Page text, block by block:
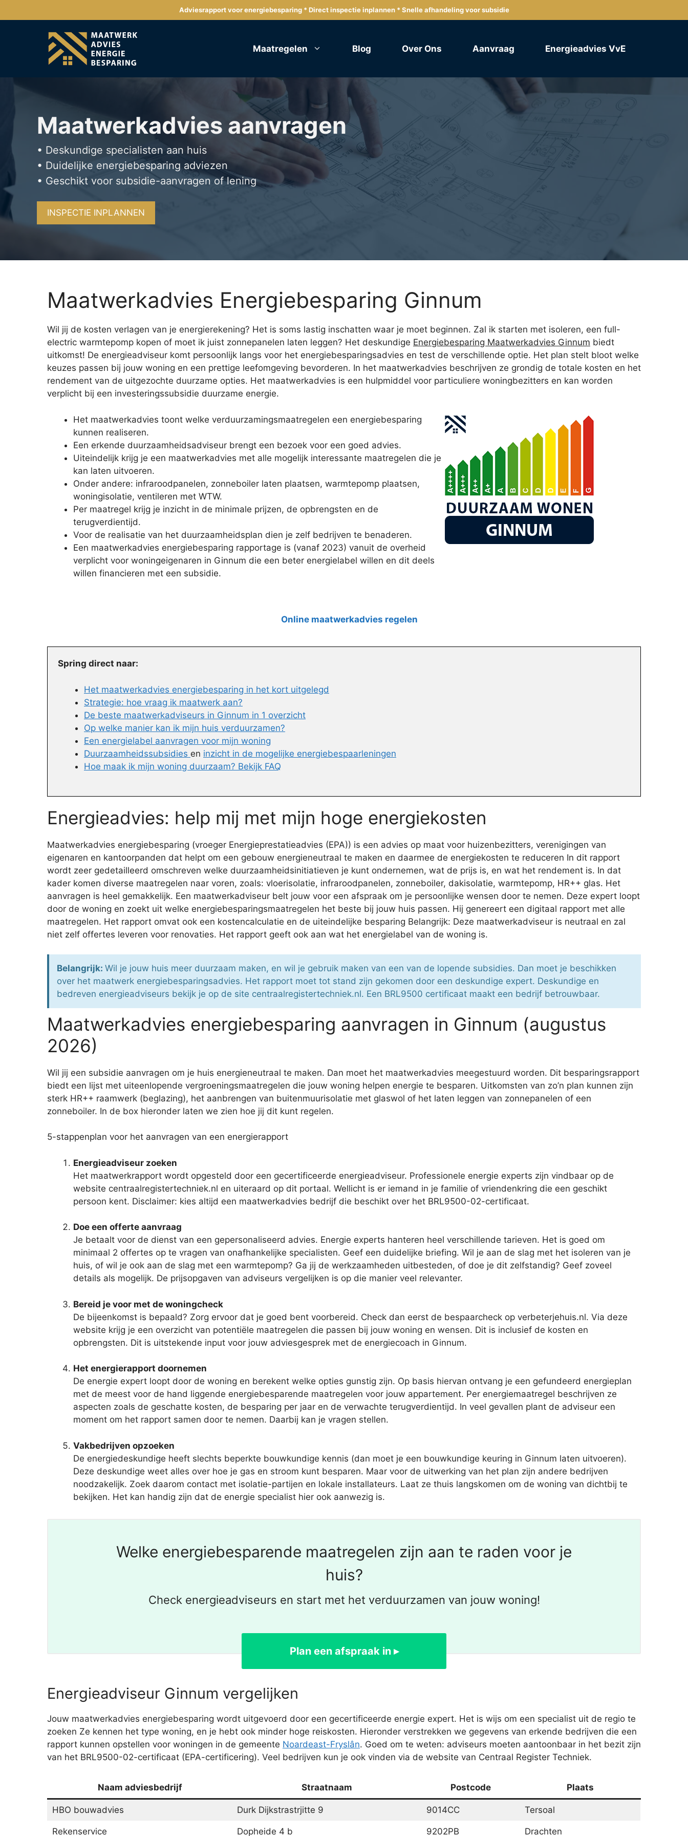
naar
Adviesrapport voor energiebesparing * Direct inspectie inplannen * Snelle afhandeling voor subsidie
Maatregelen Blog Over Ons Aanvraag Energieadvies VvE
Maatwerkadvies aanvragen
• Deskundige specialisten aan huis
• Duidelijke energiebesparing adviezen
• Geschikt voor subsidie-aanvragen of lening
INSPECTIE INPLANNEN
Maatwerkadvies Energiebesparing Ginnum
Wil jij de kosten verlagen van je energierekening? Het is soms lastig inschatten waar je moet beginnen. Zal ik starten met isoleren, een full-
electric warmtepomp kopen of moet ik juist zonnepanelen laten leggen? Het deskundige Energiebesparing Maatwerkadvies Ginnum biedt
uitkomst! De energieadviseur komt persoonlijk langs voor het energiebesparingsadvies en test de verschillende optie. Het plan stelt bloot welke
keuzes passen bij jouw woning en een prettige leefomgeving bevorderen. In het maatwerkadvies beschrijven ze grondig de totale kosten en het
rendement van de uitgezochte duurzame opties. Het maatwerkadvies is een hulpmiddel voor particuliere woningbezitters en kan worden
verplicht bij een investeringssubsidie duurzame energie.
Het maatwerkadvies toont welke verduurzamingsmaatregelen een energiebesparing
kunnen realiseren.
Een erkende duurzaamheidsadviseur brengt een bezoek voor een goed advies.
Uiteindelijk krijg je een maatwerkadvies met alle mogelijk interessante maatregelen die je
kan laten uitvoeren.
Onder andere: infraroodpanelen, zonneboiler laten plaatsen, warmtepomp plaatsen,
woningisolatie, ventileren met WTW.
Per maatregel krijg je inzicht in de minimale prijzen, de opbrengsten en de
terugverdientijd.
Voor de realisatie van het duurzaamheidsplan dien je zelf bedrijven te benaderen.
Een maatwerkadvies energiebesparing rapportage is (vanaf 2023) vanuit de overheid
verplicht voor woningeigenaren in Ginnum die een beter energielabel willen en dit deels
willen financieren met een subsidie.
Online maatwerkadvies regelen
Spring direct naar:
Het maatwerkadvies energiebesparing in het kort uitgelegd
Strategie: hoe vraag ik maatwerk aan?
De beste maatwerkadviseurs in Ginnum in 1 overzicht
Op welke manier kan ik mijn huis verduurzamen?
Een energielabel aanvragen voor mijn woning
Duurzaamheidssubsidies en inzicht in de mogelijke energiebespaarleningen
Hoe maak ik mijn woning duurzaam? Bekijk FAQ
Energieadvies: help mij met mijn hoge energiekosten
Maatwerkadvies energiebesparing (vroeger Energieprestatieadvies (EPA)) is een advies op maat voor huizenbezitters, verenigingen van
eigenaren en kantoorpanden dat helpt om een gebouw energieneutraal te maken en daarmee de energiekosten te reduceren In dit rapport
wordt zeer gedetailleerd omschreven welke duurzaamheidsinitiatieven je kunt ondernemen, wat de prijs is, en wat het rendement is. In dat
kader komen diverse maatregelen naar voren, zoals: vloerisolatie, infraroodpanelen, zonneboiler, dakisolatie, warmtepomp, HR++ glas. Het
aanvragen is heel gemakkelijk. Een maatwerkadviseur belt jouw voor een afspraak om je persoonlijke wensen door te nemen. Deze expert loopt
door de woning en zoekt uit welke energiebesparingsmaatregelen het beste bij jouw huis passen. Hij genereert een digitaal rapport met alle
maatregelen. Het rapport omvat ook een kostencalculatie en de uiteindelijke besparing Belangrijk: Deze maatwerkadviseur is neutraal en zal
niet zelf offertes leveren voor renovaties. Het rapport geeft ook aan wat het energielabel van de woning is.
Belangrijk: Wil je jouw huis meer duurzaam maken, en wil je gebruik maken van een van de lopende subsidies. Dan moet je beschikken
over het maatwerk energiebesparingsadvies. Het rapport moet tot stand zijn gekomen door een deskundige expert. Deskundige en
bedreven energieadviseurs bekijk je op de site centraalregistertechniek.nl. Een BRL9500 certificaat maakt een bedrijf betrouwbaar.
Maatwerkadvies energiebesparing aanvragen in Ginnum (augustus
2026)
Wil jij een subsidie aanvragen om je huis energieneutraal te maken. Dan moet het maatwerkadvies meegestuurd worden. Dit besparingsrapport
biedt een lijst met uiteenlopende vergroeningsmaatregelen die jouw woning helpen energie te besparen. Uitkomsten van zo’n plan kunnen zijn
sterk HR++ raamwerk (beglazing), het aanbrengen van buitenmuurisolatie met glaswol of het laten leggen van zonnepanelen of een
zonneboiler. In de box hieronder laten we zien hoe jij dit kunt regelen.
5-stappenplan voor het aanvragen van een energierapport
Energieadviseur zoeken
Het maatwerkrapport wordt opgesteld door een gecertificeerde energieadviseur. Professionele energie experts zijn vindbaar op de
website centraalregistertechniek.nl en uiteraard op dit portaal. Wellicht is er iemand in je familie of vriendenkring die een geschikt
persoon kent. Disclaimer: kies altijd een maatwerkadvies bedrijf die beschikt over het BRL9500-02-certificaat.
Doe een offerte aanvraag
Je betaalt voor de dienst van een gepersonaliseerd advies. Energie experts hanteren heel verschillende tarieven. Het is goed om
minimaal 2 offertes op te vragen van onafhankelijke specialisten. Geef een duidelijke briefing. Wil je aan de slag met het isoleren van je
huis, of wil je ook aan de slag met een warmtepomp? Ga jij de werkzaamheden uitbesteden, of doe je dit zelfstandig? Geef zoveel
details als mogelijk. De prijsopgaven van adviseurs vergelijken is op die manier veel relevanter.
Bereid je voor met de woningcheck
De bijeenkomst is bepaald? Zorg ervoor dat je goed bent voorbereid. Check dan eerst de bespaarcheck op verbeterjehuis.nl. Via deze
website krijg je een overzicht van potentiële maatregelen die passen bij jouw woning en wensen. Dit is inclusief de kosten en
opbrengsten. Dit is uitstekende input voor jouw adviesgesprek met de energiecoach in Ginnum.
Het energierapport doornemen
De energie expert loopt door de woning en berekent welke opties gunstig zijn. Op basis hiervan ontvang je een gefundeerd energieplan
met de meest voor de hand liggende energiebesparende maatregelen voor jouw appartement. Per energiemaatregel beschrijven ze
aspecten zoals de geschatte kosten, de besparing per jaar en de verwachte terugverdientijd. In veel gevallen plant de adviseur een
moment om het rapport samen door te nemen. Daarbij kan je vragen stellen.
Vakbedrijven opzoeken
De energiedeskundige heeft slechts beperkte bouwkundige kennis (dan moet je een bouwkundige keuring in Ginnum laten uitvoeren).
Deze deskundige weet alles over hoe je gas en stroom kunt besparen. Maar voor de uitwerking van het plan zijn andere bedrijven
noodzakelijk. Zoek daarom contact met isolatie-partijen en lokale installateurs. Laat ze thuis langskomen om de woning van dichtbij te
bekijken. Het kan handig zijn dat de energie specialist hier ook aanwezig is.
Welke energiebesparende maatregelen zijn aan te raden voor je
huis?
Check energieadviseurs en start met het verduurzamen van jouw woning!
Plan een afspraak in ▸
Energieadviseur Ginnum vergelijken
Jouw maatwerkadvies energiebesparing wordt uitgevoerd door een gecertificeerde energie expert. Het is wijs om een specialist uit de regio te
zoeken Ze kennen het type woning, en je hebt ook minder hoge reiskosten. Hieronder verstrekken we gegevens van erkende bedrijven die een
rapport kunnen opstellen voor woningen in de gemeente Noardeast-Fryslân. Goed om te weten: adviseurs moeten aantoonbaar in het bezit zijn
van het BRL9500-02-certificaat (EPA-certificering). Veel bedrijven kun je ook vinden via de website van Centraal Register Techniek.
Naam adviesbedrijf Straatnaam Postcode Plaats
HBO bouwadvies Durk Dijkstrastrjitte 9 9014CC Tersoal
Rekenservice Dopheide 4 b 9202PB Drachten